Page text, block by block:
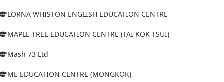
LORNA WHISTON ENGLISH EDUCATION CENTRE
MAPLE TREE EDUCATION CENTRE (TAI KOK TSUI)
Mash 73 Ltd
ME EDUCATION CENTRE (MONGKOK)